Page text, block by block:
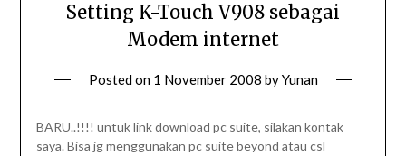
Setting K-Touch V908 sebagai
Modem internet
Posted on 1 November 2008 byYunan
BARU..!!!! untuk link download pc suite, silakan kontak
saya. Bisa jg menggunakan pc suite beyond atau csl